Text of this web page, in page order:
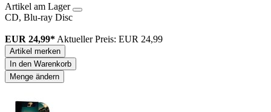
Artikel am Lager
CD, Blu-ray Disc
EUR 24,99* Aktueller Preis: EUR 24,99
Artikel merken
In den Warenkorb
Menge ändern